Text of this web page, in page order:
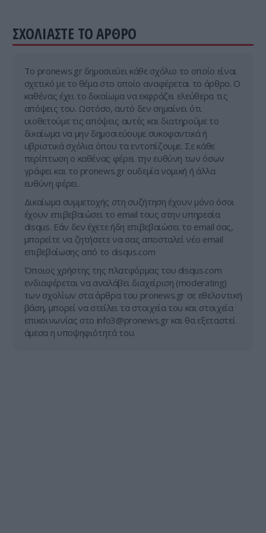
ΣΧΟΛΙΑΣΤΕ ΤΟ ΑΡΘΡΟ
Tο pronews.gr δημοσιεύει κάθε σχόλιο το οποίο είναι
σχετικό με το θέμα στο οποίο αναφέρεται το άρθρο. Ο
καθένας έχει το δικαίωμα να εκφράζει ελεύθερα τις
απόψεις του. Ωστόσο, αυτό δεν σημαίνει ότι
υιοθετούμε τις απόψεις αυτές και διατηρούμε το
δικαίωμα να μην δημοσιεύουμε συκοφαντικά ή
υβριστικά σχόλια όπου τα εντοπίζουμε. Σε κάθε
περίπτωση ο καθένας φέρει την ευθύνη των όσων
γράφει και το pronews.gr ουδεμία νομική ή άλλα
ευθύνη φέρει.
Δικαίωμα συμμετοχής στη συζήτηση έχουν μόνο όσοι
έχουν επιβεβαιώσει το email τους στην υπηρεσία
disqus. Εάν δεν έχετε ήδη επιβεβαιώσει το email σας,
μπορείτε να ζητήσετε να σας αποσταλεί νέο email
επιβεβαίωσης από το disqus.com
Όποιος χρήστης της πλατφόρμας του disqus.com
ενδιαφέρεται να αναλάβει διαχείριση (moderating)
των σχολίων στα άρθρα του pronews.gr σε εθελοντική
βάση, μπορεί να στείλει τα στοιχεία του και στοιχεία
επικοινωνίας στο info3@pronews.gr και θα εξεταστεί
άμεσα η υποψηφιότητά του.